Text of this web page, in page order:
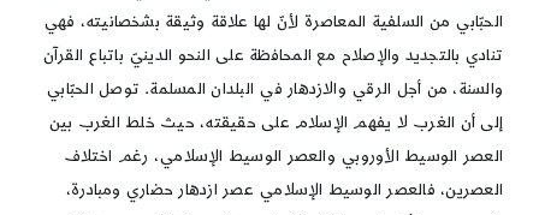
الحبّابي من السلفية المعاصرة لأنّ لها علاقة وثيقة بشخصانيته، فهي
تنادي بالتجديد والإصلاح مع المحافظة على النحو الدينيّ باتباع القرآن
والسنة، من أجل الرقي والازدهار في البلدان المسلمة. توصل الحبّابي
إلى أن الغرب لا يفهم الإسلام على حقيقته، حيث خلط الغرب بين
العصر الوسيط الأوروبي والعصر الوسيط الإسلامي، رغم اختلاف
العصرين، فالعصر الوسيط الإسلامي عصر ازدهار حضاري ومبادرة،